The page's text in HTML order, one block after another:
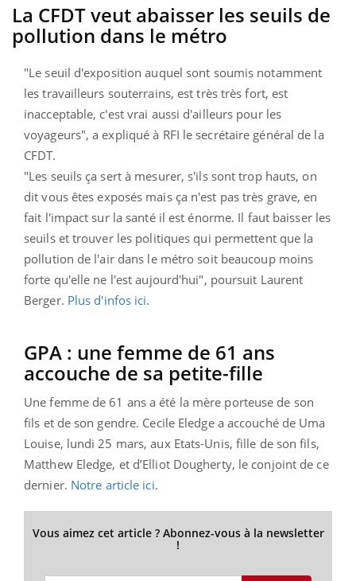
La CFDT veut abaisser les seuils de
pollution dans le métro
"Le seuil d'exposition auquel sont soumis notamment
les travailleurs souterrains, est très très fort, est
inacceptable, c'est vrai aussi d'ailleurs pour les
voyageurs", a expliqué à RFI le secrétaire général de la
CFDT.
"Les seuils ça sert à mesurer, s'ils sont trop hauts, on
dit vous êtes exposés mais ça n'est pas très grave, en
fait l'impact sur la santé il est énorme. Il faut baisser les
seuils et trouver les politiques qui permettent que la
pollution de l'air dans le métro soit beaucoup moins
forte qu'elle ne l'est aujourd'hui", poursuit Laurent
Berger. Plus d'infos ici.
GPA : une femme de 61 ans
accouche de sa petite-fille
Une femme de 61 ans a été la mère porteuse de son
fils et de son gendre. Cecile Eledge a accouché de Uma
Louise, lundi 25 mars, aux Etats-Unis, fille de son fils,
Matthew Eledge, et d’Elliot Dougherty, le conjoint de ce
dernier. Notre article ici.
Vous aimez cet article ? Abonnez-vous à la newsletter
!